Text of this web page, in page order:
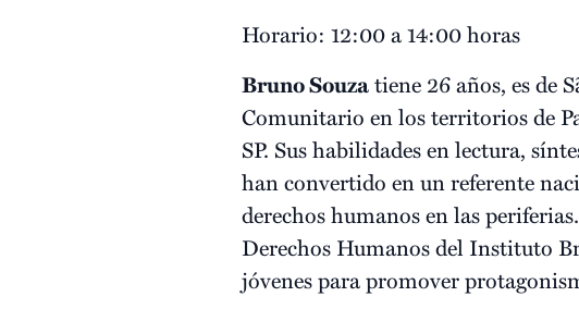
Horario: 12:00 a 14:00 horas
Bruno Souzatiene 26 años, es de
Comunitario en los territorios de
SP. Sus habilidades en lectura,
han convertido en un referente
derechos humanos en las
Derechos Humanos del Instituto
jóvenes para promover